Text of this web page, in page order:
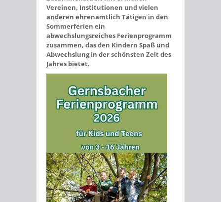
Vereinen, Institutionen und vielen
anderen ehrenamtlich Tätigen in den
Sommerferien ein
abwechslungsreiches Ferienprogramm
zusammen, das den Kindern Spaß und
Abwechslung in der schönsten Zeit des
Jahres bietet.